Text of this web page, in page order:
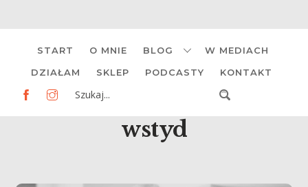
content
START O MNIE BLOG W MEDIACH
DZIAŁAM SKLEP PODCASTY KONTAKT
wstyd